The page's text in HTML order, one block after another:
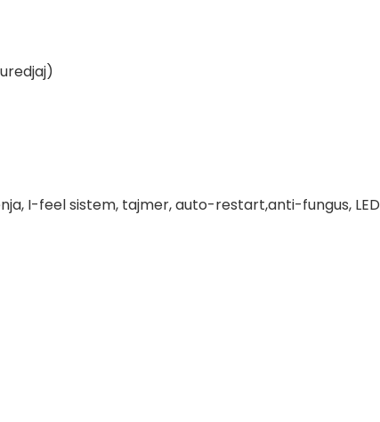
I-feel sistem, tajmer, auto-restart,anti-fungus,